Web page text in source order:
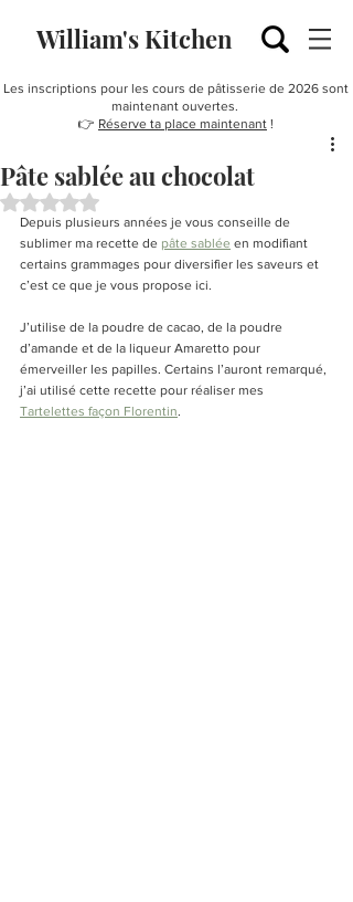
William's Kitchen
Les inscriptions pour les cours de pâtisserie de 2026 sont
maintenant ouvertes.
👉 Réserve ta place maintenant !
Pâte sablée au chocolat
Noté NaN étoiles sur 5.
Depuis plusieurs années je vous conseille de
sublimer ma recette de pâte sablée en modifiant
certains grammages pour diversifier les saveurs et
c’est ce que je vous propose ici.
J’utilise de la poudre de cacao, de la poudre
d’amande et de la liqueur Amaretto pour
émerveiller les papilles. Certains l’auront remarqué,
j’ai utilisé cette recette pour réaliser mes
Tartelettes façon Florentin.